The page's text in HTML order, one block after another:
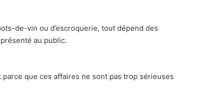
de-vin ou d’escroquerie, tout dépend des
présenté au public.
que ces affaires ne sont pas trop sérieuses